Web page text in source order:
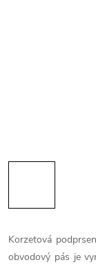
Korzetová
obvodový pás je